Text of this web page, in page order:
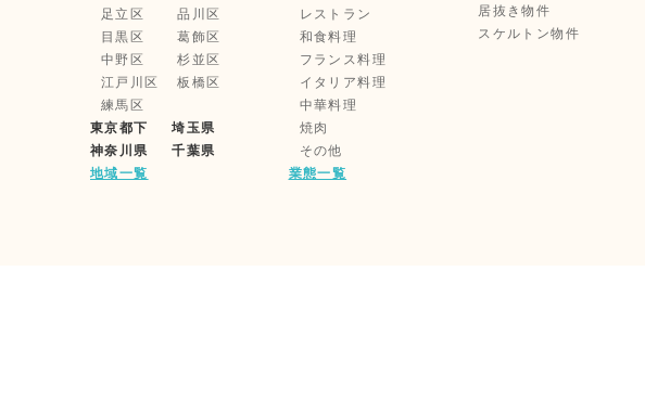
足立区
品川区
目黒区
葛飾区
中野区
杉並区
江戸川区
板橋区
練馬区
東京都下
埼玉県
神奈川県
千葉県
地域一覧
レストラン
和食料理
フランス料理
イタリア料理
中華料理
焼肉
その他
業態一覧
居抜き物件
スケルトン物件